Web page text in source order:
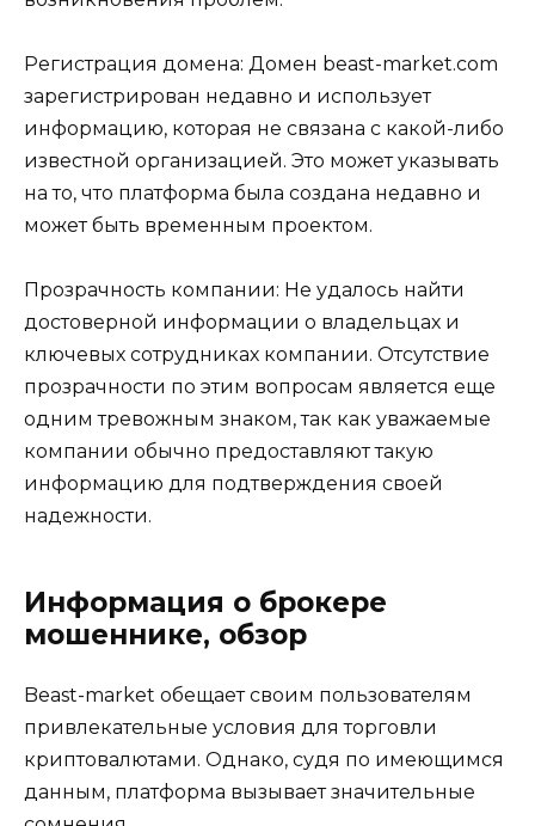
Регистрация домена: Домен beast-market.com
зарегистрирован недавно и использует
информацию, которая не связана с какой-либо
известной организацией. Это может указывать
на то, что платформа была создана недавно и
может быть временным проектом.
Прозрачность компании: Не удалось найти
достоверной информации о владельцах и
ключевых сотрудниках компании. Отсутствие
прозрачности по этим вопросам является еще
одним тревожным знаком, так как уважаемые
компании обычно предоставляют такую
информацию для подтверждения своей
надежности.
Информация о брокере
мошеннике, обзор
Beast-market обещает своим пользователям
привлекательные условия для торговли
криптовалютами. Однако, судя по имеющимся
данным, платформа вызывает значительные